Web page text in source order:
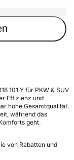
101 Y für PKW & SUV
Effizienz und
hohe Gesamtqualität.
während das
geht.
von Rabatten und